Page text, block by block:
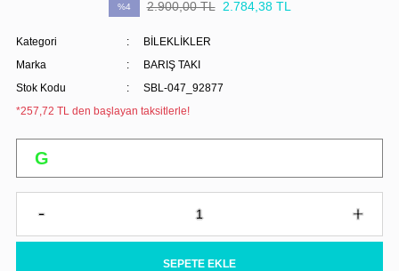
%4 2.900,00 TL 2.784,38 TL
Kategori
BİLEKLİKLER
Marka
BARIŞ TAKI
Stok Kodu
SBL-047_92877
*257,72 TL den başlayan taksitlerle!
SEPETE EKLE